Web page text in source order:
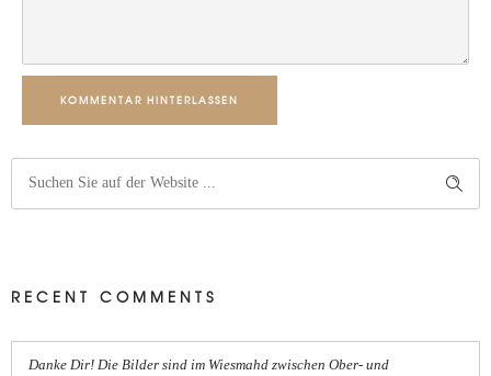
KOMMENTAR HINTERLASSEN
RECENT COMMENTS
Danke Dir! Die Bilder sind im Wiesmahd zwischen Ober- und